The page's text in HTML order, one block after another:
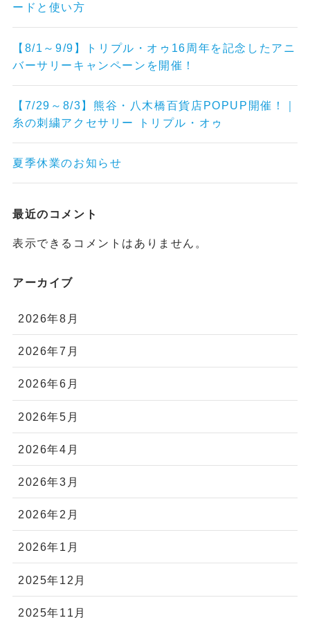
ードと使い方
【8/1～9/9】トリプル・オゥ16周年を記念したアニ
バーサリーキャンペーンを開催！
【7/29～8/3】熊谷・八木橋百貨店POPUP開催！｜
糸の刺繍アクセサリー トリプル・オゥ
夏季休業のお知らせ
最近のコメント
表示できるコメントはありません。
アーカイブ
2026年8月
2026年7月
2026年6月
2026年5月
2026年4月
2026年3月
2026年2月
2026年1月
2025年12月
2025年11月